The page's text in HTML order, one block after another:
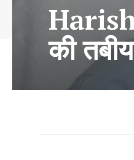
Harish
की